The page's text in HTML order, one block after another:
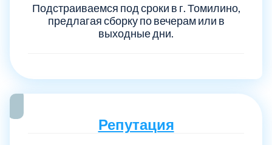
Подстраиваемся под сроки в г. Томилино,
предлагая сборку по вечерам или в
выходные дни.
Репутация